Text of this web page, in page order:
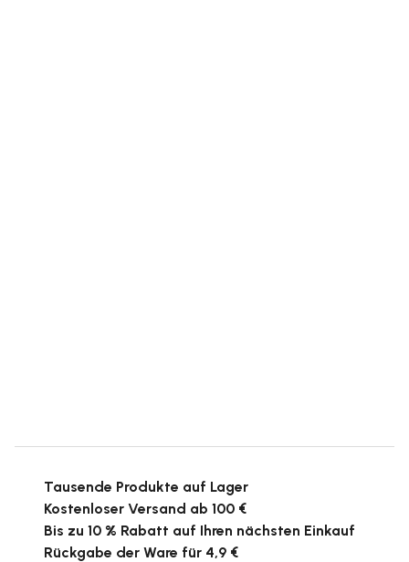
Tausende Produkte auf Lager
Kostenloser Versand ab 100 €
Bis zu 10 % Rabatt auf Ihren nächsten Einkauf
Rückgabe der Ware für 4,9 €